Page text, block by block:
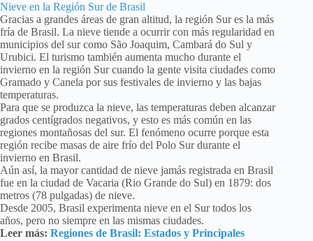
Nieve en la Región Sur de Brasil
Gracias a grandes áreas de gran altitud, la región Sur es la más
fría de Brasil. La nieve tiende a ocurrir con más regularidad en
municipios del sur como São Joaquim, Cambará do Sul y
Urubici. El turismo también aumenta mucho durante el
invierno en la región Sur cuando la gente visita ciudades como
Gramado y Canela por sus festivales de invierno y las bajas
temperaturas.
Para que se produzca la nieve, las temperaturas deben alcanzar
grados centígrados negativos, y esto es más común en las
regiones montañosas del sur. El fenómeno ocurre porque esta
región recibe masas de aire frío del Polo Sur durante el
invierno en Brasil.
Aún así, la mayor cantidad de nieve jamás registrada en Brasil
fue en la ciudad de Vacaria (Rio Grande do Sul) en 1879: dos
metros (78 pulgadas) de nieve.
Desde 2005, Brasil experimenta nieve en el Sur todos los
años, pero no siempre en las mismas ciudades.
Leer más: Regiones de Brasil: Estados y Principales